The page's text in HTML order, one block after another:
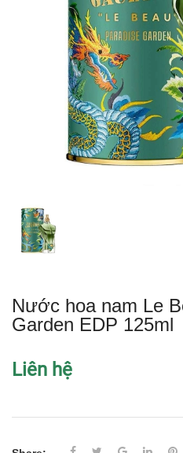
Nước hoa nam Le
Garden EDP 125ml
Liên hệ